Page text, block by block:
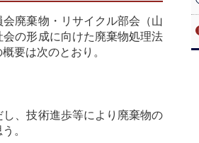
廃棄物・リサイクル部会（山
の形成に向けた廃棄物処理法
要は次のとおり。
、技術進歩等により廃棄物の
。